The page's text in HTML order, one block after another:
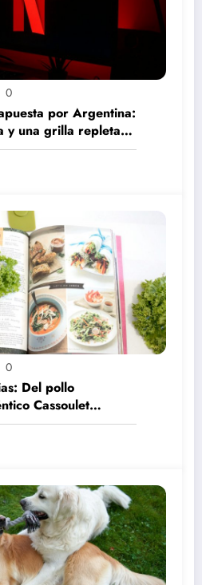
0
por Argentina:
y una grilla repleta
0
Del pollo
Cassoulet